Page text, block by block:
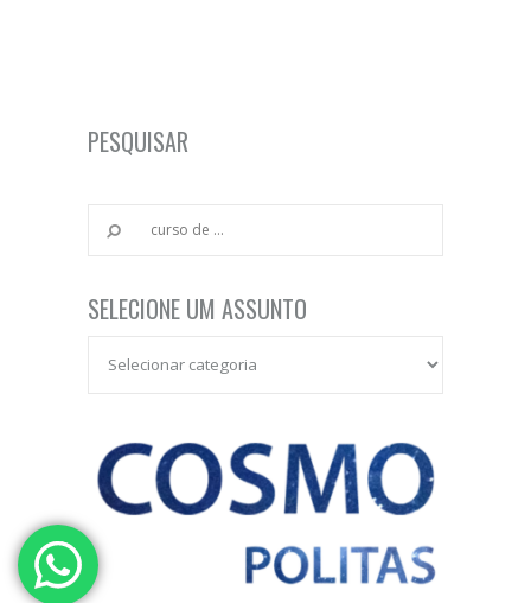
PESQUISAR
SELECIONE UM ASSUNTO
Selecione um Assunto